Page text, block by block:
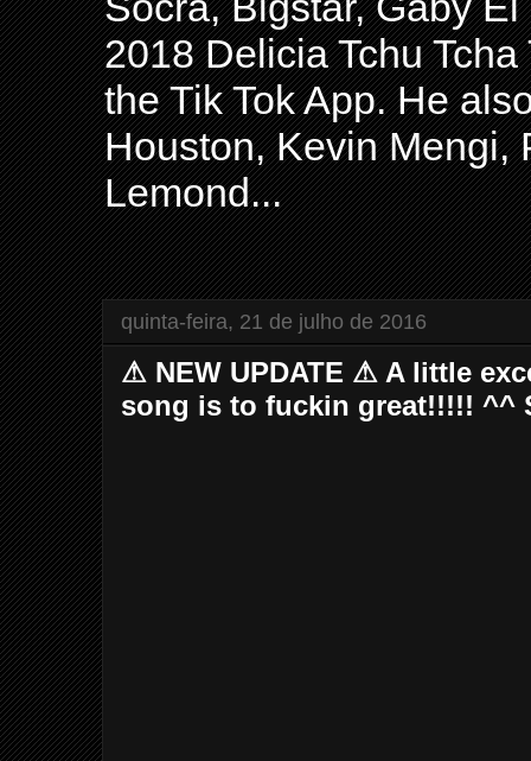
2018 Delicia Tchu
the Tik Tok App. He
Houston, Kevin Mengi,
Lemond...
quinta-feira, 21 de julho de 2016
⚠ NEW UPDATE ⚠ A little
song is to fuckin great!!!!! ^^